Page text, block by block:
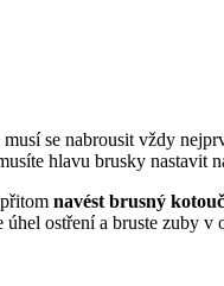
se nabrousit vždy
hlavu brusky nastavit
navést brusný
úhel ostření a bruste zuby